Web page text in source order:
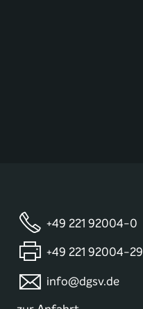
+49 221 92004-0
+49 221 92004-29
info@dgsv.de